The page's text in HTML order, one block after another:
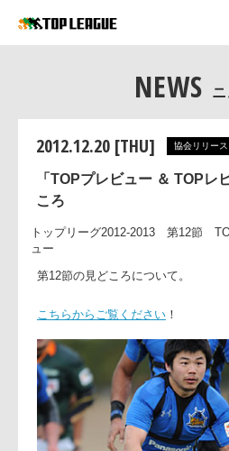
コラム
NEWS
2012.12.20 [THU] 協会リリース
「TOPプレビュー ＆ TOPレ
ころ
トップリーグ2012-2013 第12
ュー
第12節の見どころについて。
こちらからご覧ください！